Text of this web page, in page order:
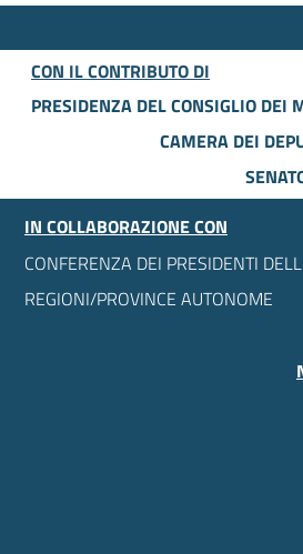
CON IL CONTRIBUTO DI
PRESIDENZA DEL CONSIGLIO DEI
CAMERA DEI
IN COLLABORAZIONE CON
CONFERENZA DEI PRESIDENTI
REGIONI/PROVINCE AUTONOME